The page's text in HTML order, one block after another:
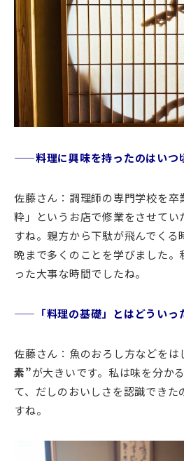
——料理に興味を持ったのはいつ
佐藤さん：調理師の専門学校を卒
粋」というお店で修業をさせてい
すね。親方から下駄が飛んでくる
晩まで多くのことを学びました。
った大事な時間でしたね。
——「料理の基礎」とはどういっ
佐藤さん：魚のおろし方などをは
素”が大きいです。私は味を分か
て、だしのおいしさを認識できた
すね。